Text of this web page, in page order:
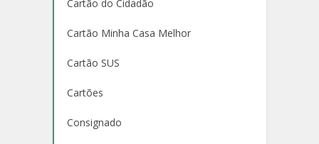
Cartão do Cidadão
Cartão Minha Casa Melhor
Cartão SUS
Cartões
Consignado